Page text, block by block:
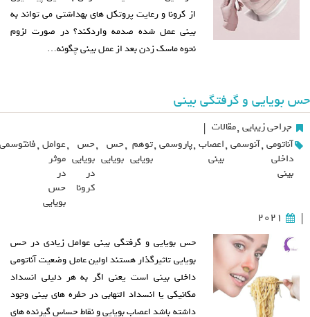
از کرونا و رعایت پروتکل های بهداشتی می تواند به
بینی عمل شده صدمه واردکند؟ در صورت لزوم
نحوه ماسک زدن بعد از عمل بینی چگونه…
حس بویایی و گرفتگی بینی
جراحی زیبایی ,مقالات |
آناتومی
داخلی
بینی
,آنوسمی ,اعصاب
بینی
,پاروسمی ,توهم
بویایی
,حس
بویایی
,حس
بویایی
در
کرونا
,عوامل
موثر
در
حس
بویایی
,فانتوسمی
|
2021
حس بویایی و گرفتگی بینی عوامل زیادی در حس
بویایی تاثیرگذار هستند اولین عامل وضعیت آناتومی
داخلی بینی است یعنی اگر به هر دلیلی انسداد
مکانیکی یا انسداد التهابی در حفره های بینی وجود
داشته باشد اعصاب بویایی و نقاط حساس گیرنده های